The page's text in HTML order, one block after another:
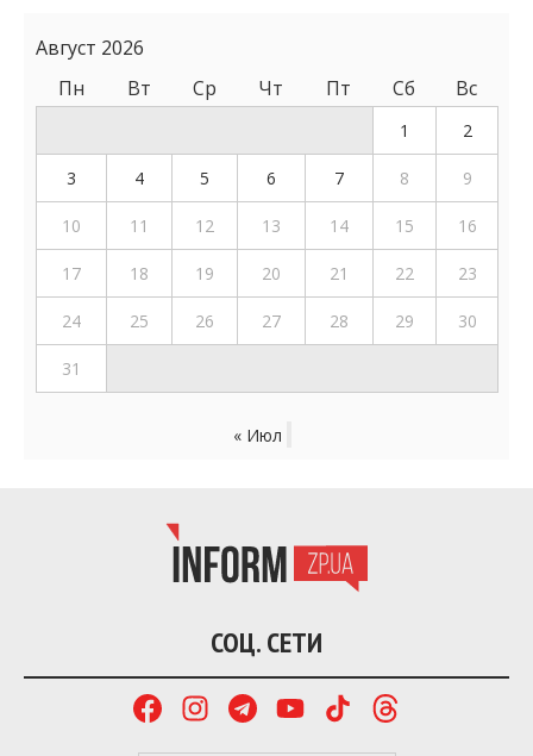
Август 2026
Пн
Вт Ср Чт Пт Сб Вс
1 2
3 4 5 6 7 8 9
10 11 12 13 14 15 16
17 18 19 20 21 22 23
24 25 26 27 28 29 30
31
« Июл
СОЦ. СЕТИ